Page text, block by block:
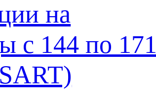
на
с 144 по 171